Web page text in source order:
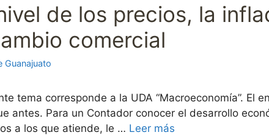
de los precios, la
comercial
Guanajuato
tema corresponde a la UDA “Macroeconomía”. El
antes. Para un Contador conocer el desarrollo
a los que atiende, le … Leer más